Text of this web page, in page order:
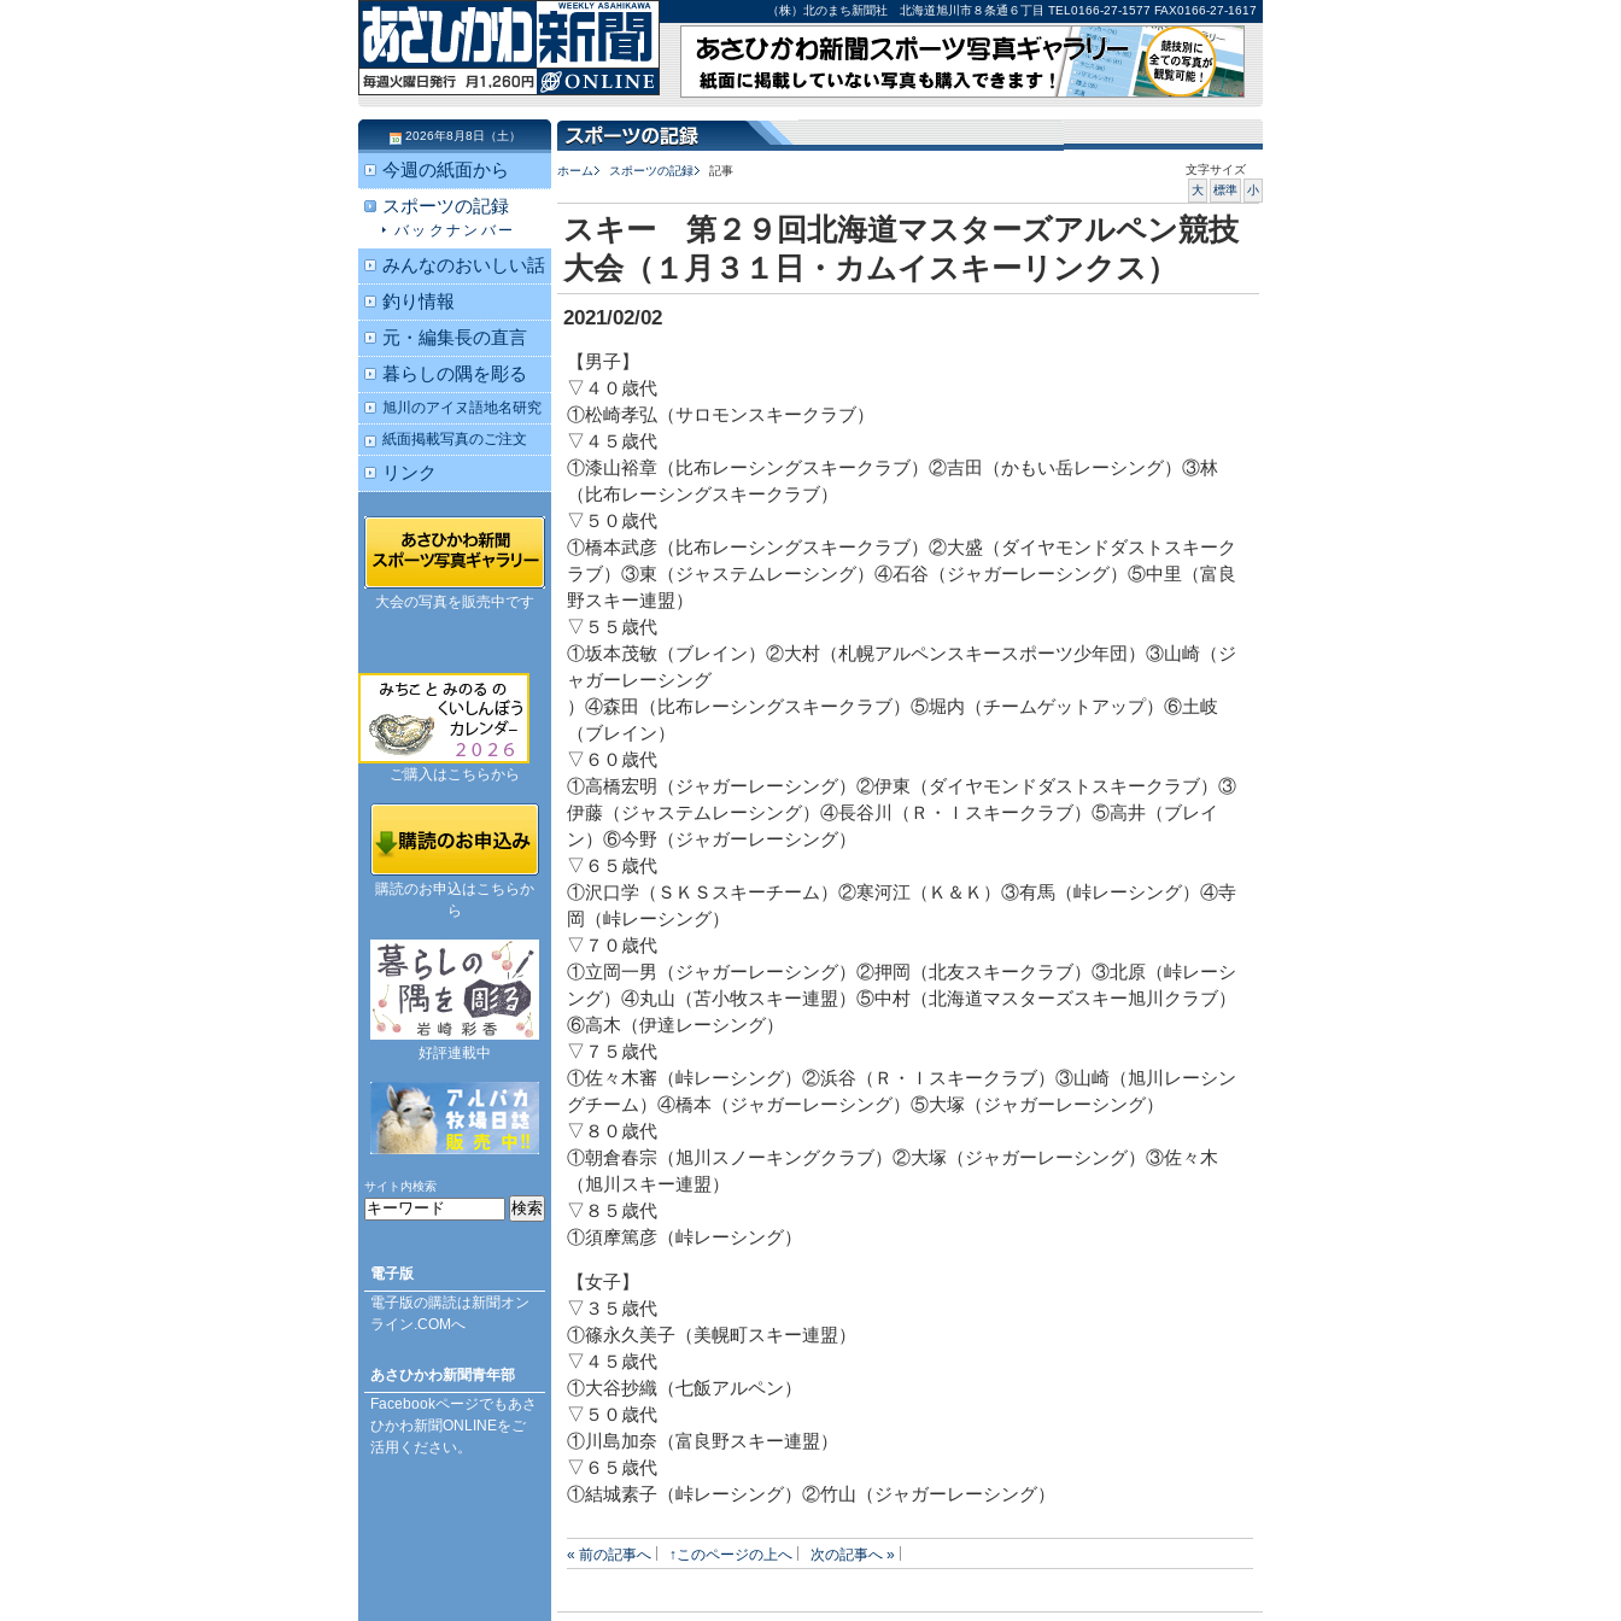
（株）北のまち新聞社 北海道旭川市８条通６丁目 TEL0166-27-1577 FAX0166-27-1617
ホーム スポーツの記録 記事
文字サイズ
大
標準 小
スキー 第２９回北海道マスターズアルペン競技
大会（１月３１日・カムイスキーリンクス）
2021/02/02
【男子】
▽４０歳代
①松崎孝弘（サロモンスキークラブ）
▽４５歳代
①漆山裕章（比布レーシングスキークラブ）②吉田（かもい岳レーシング）③林
（比布レーシングスキークラブ）
▽５０歳代
①橋本武彦（比布レーシングスキークラブ）②大盛（ダイヤモンドダストスキーク
ラブ）③東（ジャステムレーシング）④石谷（ジャガーレーシング）⑤中里（富良
野スキー連盟）
▽５５歳代
①坂本茂敏（ブレイン）②大村（札幌アルペンスキースポーツ少年団）③山崎（ジ
ャガーレーシング
）④森田（比布レーシングスキークラブ）⑤堀内（チームゲットアップ）⑥土岐
（ブレイン）
▽６０歳代
①高橋宏明（ジャガーレーシング）②伊東（ダイヤモンドダストスキークラブ）③
伊藤（ジャステムレーシング）④長谷川（Ｒ・Ｉスキークラブ）⑤高井（ブレイ
ン）⑥今野（ジャガーレーシング）
▽６５歳代
①沢口学（ＳＫＳスキーチーム）②寒河江（Ｋ＆Ｋ）③有馬（峠レーシング）④寺
岡（峠レーシング）
▽７０歳代
①立岡一男（ジャガーレーシング）②押岡（北友スキークラブ）③北原（峠レーシ
ング）④丸山（苫小牧スキー連盟）⑤中村（北海道マスターズスキー旭川クラブ）
⑥高木（伊達レーシング）
▽７５歳代
①佐々木審（峠レーシング）②浜谷（Ｒ・Ｉスキークラブ）③山崎（旭川レーシン
グチーム）④橋本（ジャガーレーシング）⑤大塚（ジャガーレーシング）
▽８０歳代
①朝倉春宗（旭川スノーキングクラブ）②大塚（ジャガーレーシング）③佐々木
（旭川スキー連盟）
▽８５歳代
①須摩篤彦（峠レーシング）
【女子】
▽３５歳代
①篠永久美子（美幌町スキー連盟）
▽４５歳代
①大谷抄織（七飯アルペン）
▽５０歳代
①川島加奈（富良野スキー連盟）
▽６５歳代
①結城素子（峠レーシング）②竹山（ジャガーレーシング）
« 前の記事へ ↑このページの上へ 次の記事へ »
2026年8月8日（土）
今週の紙面から
スポーツの記録
バックナンバー
みんなのおいしい話
釣り情報
元・編集長の直言
暮らしの隅を彫る
旭川のアイヌ語地名研究
紙面掲載写真のご注文
リンク
大会の写真を販売中です
ご購入はこちらから
購読のお申込はこちらか
ら
好評連載中
サイト内検索
電子版
電子版の購読は新聞オン
ライン.COMへ
あさひかわ新聞青年部
Facebookページでもあさ
ひかわ新聞ONLINEをご
活用ください。